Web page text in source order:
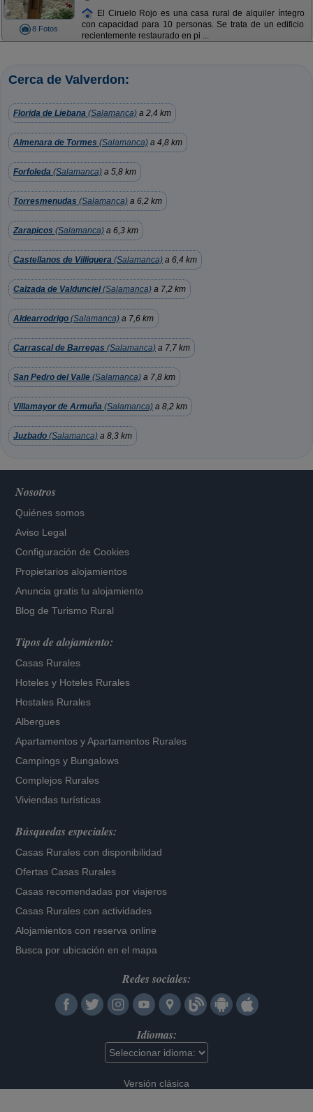
8 Fotos
El Ciruelo Rojo es una casa rural de alquiler íntegro
con capacidad para 10 personas. Se trata de un edificio
recientemente restaurado en pi ...
Cerca de Valverdon:
Florida de Liebana (Salamanca) a 2,4 km
Almenara de Tormes (Salamanca) a 4,8 km
Forfoleda (Salamanca) a 5,8 km
Torresmenudas (Salamanca) a 6,2 km
Zarapicos (Salamanca) a 6,3 km
Castellanos de Villiquera (Salamanca) a 6,4 km
Calzada de Valdunciel(Salamanca) a 7,2 km
Aldearrodrigo (Salamanca) a 7,6 km
Carrascal de Barregas (Salamanca) a 7,7 km
San Pedro del Valle (Salamanca) a 7,8 km
Villamayor de Armuña (Salamanca) a 8,2 km
Juzbado (Salamanca) a 8,3 km
Nosotros
Quiénes somos
Aviso Legal
Configuración de Cookies
Propietarios alojamientos
Anuncia gratis tu alojamiento
Blog de Turismo Rural
Tipos de alojamiento:
Casas Rurales
Hoteles y Hoteles Rurales
Hostales Rurales
Albergues
Apartamentos yApartamentos Rurales
Campings y Bungalows
Complejos Rurales
Viviendas turísticas
Búsquedas especiales:
Casas Rurales con disponibilidad
Ofertas Casas Rurales
Casas recomendadas por viajeros
Casas Rurales con actividades
Alojamientos con reserva online
Busca por ubicación en el mapa
Redes sociales:
Idiomas:
Versión clásica